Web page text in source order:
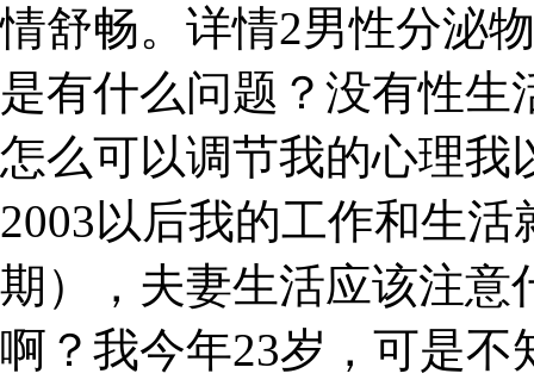
情舒畅。详情2男性分泌
是有什么问题？没有性生
怎么可以调节我的心理我
2003以后我的工作和生
期），夫妻生活应该注意
啊？我今年23岁，可是